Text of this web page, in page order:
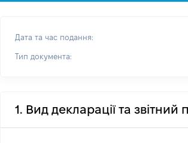
Дата та час подання:
Тип документа:
1. Вид декларації та звітний